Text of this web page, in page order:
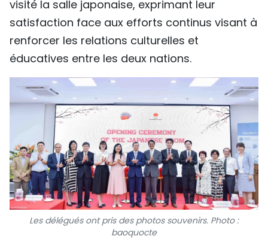
visité la salle japonaise, exprimant leur
satisfaction face aux efforts continus visant à
renforcer les relations culturelles et
éducatives entre les deux nations.
Les délégués ont pris des photos souvenirs. Photo :
baoquocte